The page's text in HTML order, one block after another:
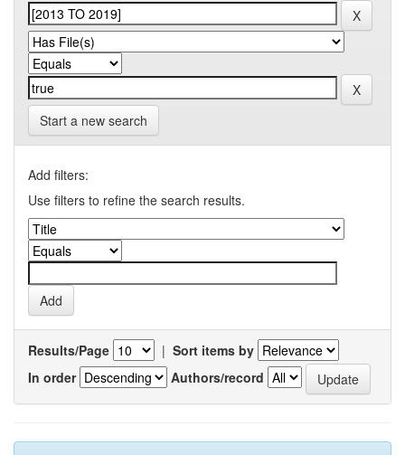
Start a new search
Add filters:
Use filters to refine the search results.
Results/Page | Sort items by
In order
Authors/record